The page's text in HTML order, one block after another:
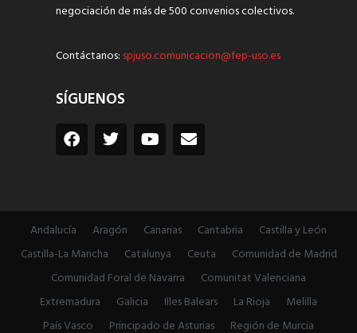
negociación de más de 500 convenios colectivos.
Contáctanos: spjuso.comunicacion@fep-uso.es
SÍGUENOS
Andalucía Aragón Canarias Cantabria
Castilla y León
Castilla-La Mancha
Catalunya Ceuta
Comunidad de Madrid
Comunidad Foral de Navarra
Comunitat Valenciana
Extremadura
Galicia Illes Balears La Rioja
Melilla
País Vasco
Principado de Asturias Región de Murcia